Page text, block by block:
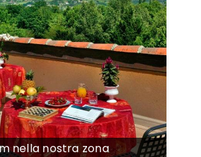
nella nostra zona